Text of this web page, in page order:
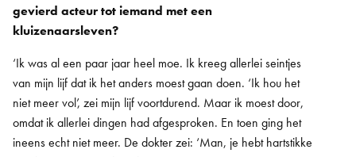
gevierd acteur tot iemand met een
kluizenaarsleven?
‘Ik was al een paar jaar heel moe. Ik kreeg allerlei seintjes
van mijn lijf dat ik het anders moest gaan doen. ‘Ik hou het
niet meer vol’, zei mijn lijf voortdurend. Maar ik moest door,
omdat ik allerlei dingen had afgesproken. En toen ging het
ineens echt niet meer. De dokter zei: ‘Man, je hebt hartstikke